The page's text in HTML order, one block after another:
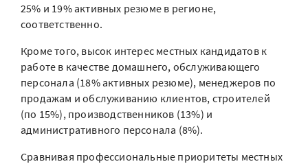
25% и 19% активных резюме в регионе,
соответственно.
Кроме того, высок интерес местных кандидатов к
работе в качестве домашнего, обслуживающего
персонала (18% активных резюме), менеджеров по
продажам и обслуживанию клиентов, строителей
(по 15%), производственников (13%) и
административного персонала (8%).
Сравнивая профессиональные приоритеты местных